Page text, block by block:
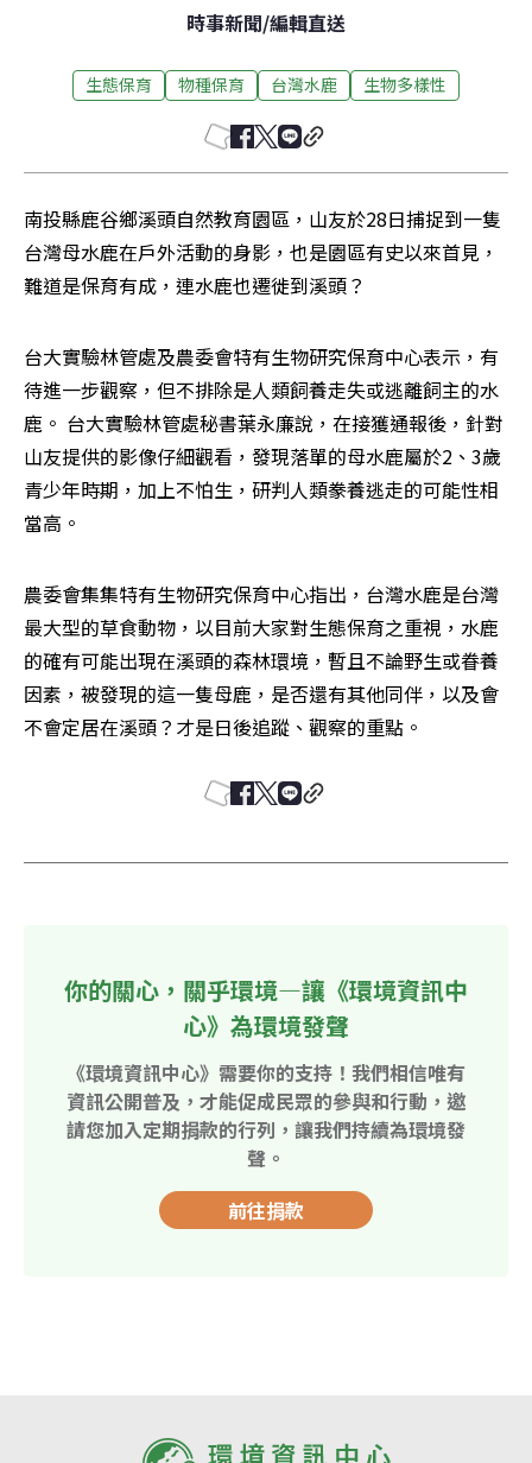
時事新聞/編輯直送
生態保育 物種保育 台灣水鹿 生物多樣性
南投縣鹿谷鄉溪頭自然教育園區，山友於28日捕捉到一隻
台灣母水鹿在戶外活動的身影，也是園區有史以來首見，
難道是保育有成，連水鹿也遷徙到溪頭？
台大實驗林管處及農委會特有生物研究保育中心表示，有
待進一步觀察，但不排除是人類飼養走失或逃離飼主的水
鹿。 台大實驗林管處秘書葉永廉說，在接獲通報後，針對
山友提供的影像仔細觀看，發現落單的母水鹿屬於2、3歲
青少年時期，加上不怕生，研判人類豢養逃走的可能性相
當高。
農委會集集特有生物研究保育中心指出，台灣水鹿是台灣
最大型的草食動物，以目前大家對生態保育之重視，水鹿
的確有可能出現在溪頭的森林環境，暫且不論野生或眷養
因素，被發現的這一隻母鹿，是否還有其他同伴，以及會
不會定居在溪頭？才是日後追蹤、觀察的重點。
你的關心，關乎環境—讓《環境資訊中
心》為環境發聲
《環境資訊中心》需要你的支持！我們相信唯有
資訊公開普及，才能促成民眾的參與和行動，邀
請您加入定期捐款的行列，讓我們持續為環境發
聲。
前往捐款